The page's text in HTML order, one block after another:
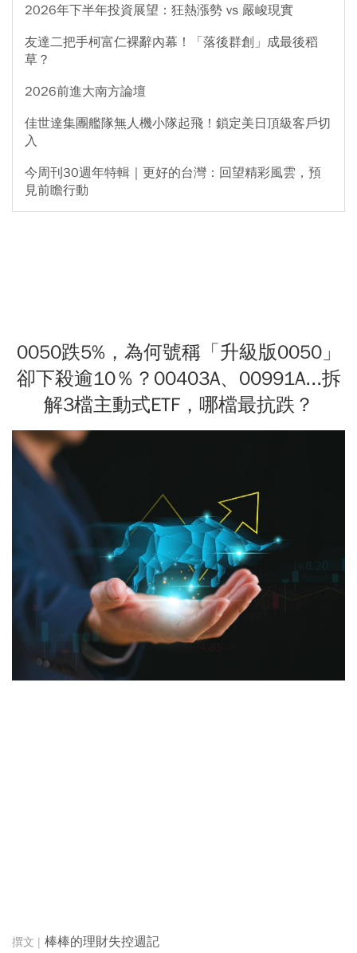
2026年下半年投資展望：狂熱漲勢 vs 嚴峻現實
友達二把手柯富仁裸辭內幕！「落後群創」成最後稻
草？
2026前進大南方論壇
佳世達集團艦隊無人機小隊起飛！鎖定美日頂級客戶切
入
今周刊30週年特輯｜更好的台灣：回望精彩風雲，預
見前瞻行動
0050跌5%，為何號稱「升級版0050」
卻下殺逾10％？00403A、00991A...拆
解3檔主動式ETF，哪檔最抗跌？
棒棒的理財失控週記